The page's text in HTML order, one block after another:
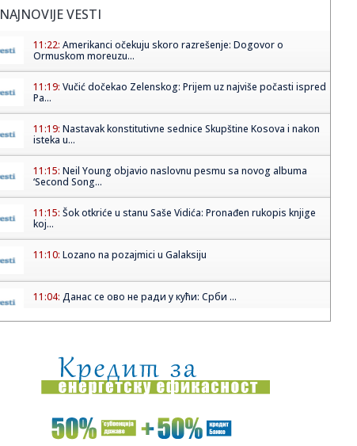
NAJNOVIJE VESTI
11:22: Amerikanci očekuju skoro razrešenje: Dogovor o
Ormuskom moreuzu...
11:19: Vučić dočekao Zelenskog: Prijem uz najviše počasti ispred
Pa...
11:19: Nastavak konstitutivne sednice Skupštine Kosova i nakon
isteka u...
11:15: Neil Young objavio naslovnu pesmu sa novog albuma
‘Second Song...
11:15: Šok otkriće u stanu Saše Vidića: Pronađen rukopis knjige
koj...
11:10: Lozano na pozajmici u Galaksiju
11:04: Данас се ово не ради у кући: Срби ...
11:01:Prepoznali glas Barta Simpsona u avionu, a onda joj dali
mikrofon...
11:01:Unapređena Mahindra Scorpio-N